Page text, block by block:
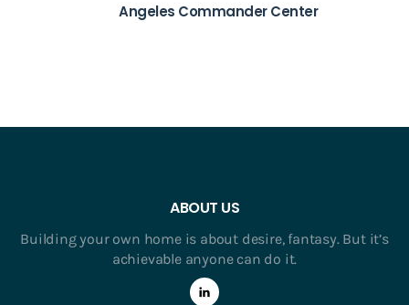
Angeles Commander Center
ABOUT US
Building your own home is about desire, fantasy. But it’s
achievable anyone can do it.